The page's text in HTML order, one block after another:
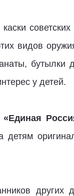
видов
бутылки
у детей.
детям
других